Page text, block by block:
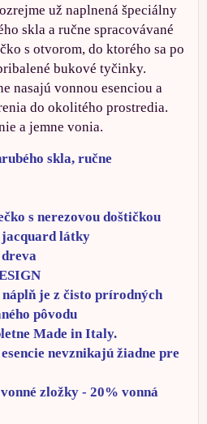
už naplnená špeciálny
skla a ručne spracovávané
s otvorom, do ktorého sa po
bukové tyčinky.
nasajú vonnou esenciou a
do okolitého prostredia.
a jemne vonia.
skla, ručne
s nerezovou doštičkou
jacquard látky
je z čisto prírodných
pôvodu
Made in Italy.
nevznikajú žiadne pre
zložky - 20% vonná